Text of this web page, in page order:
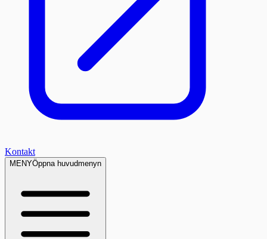
Kontakt
MENYÖppna huvudmenyn